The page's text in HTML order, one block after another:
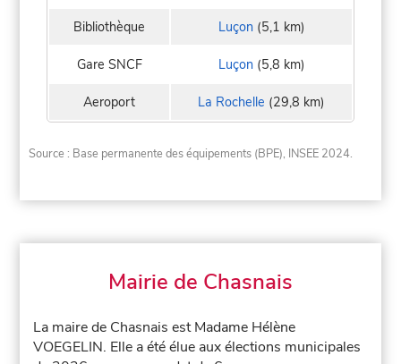
Bibliothèque Luçon(5,1 km)
Gare SNCF Luçon(5,8 km)
Aeroport La Rochelle (29,8 km)
Source : Base permanente des équipements (BPE), INSEE 2024.
Mairie de Chasnais
La maire de Chasnais est Madame Hélène
VOEGELIN. Elle a été élue aux élections municipales